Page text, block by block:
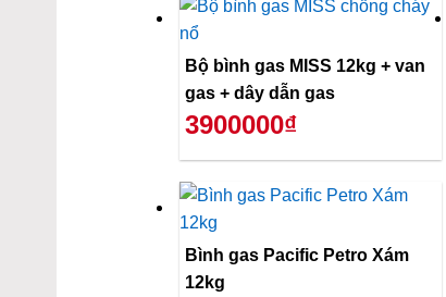
Bộ bình gas MISS 12kg + van
gas + dây dẫn gas
3900000₫
Bình gas Pacific Petro Xám
12kg